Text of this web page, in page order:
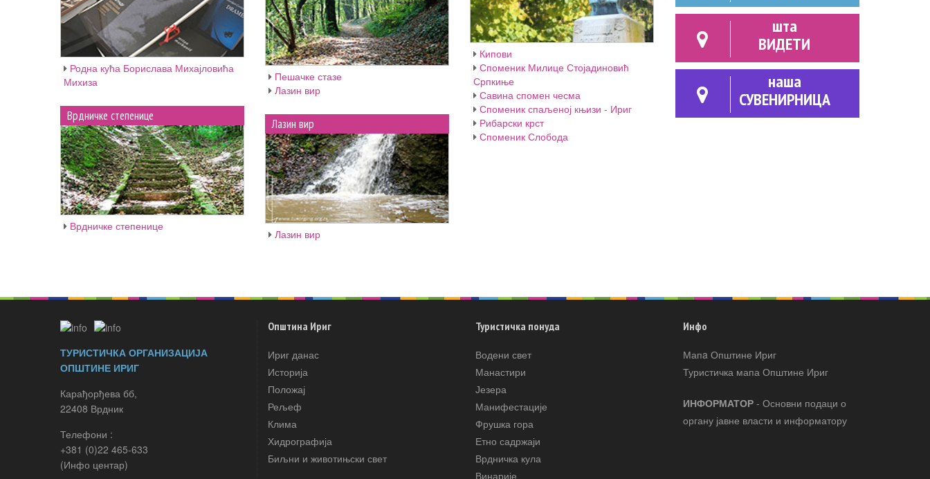
Кипови
Споменик Милице Стојадиновић
Српкиње
Савина спомен чесма
Споменик спаљеној књизи - Ириг
Рибарски крст
Споменик Слобода
Родна кућа Борислава Михајловића
Михиза
Пешачке стазе
Лазин вир
Врдничке степенице
Врдничке степенице
Лазин вир
Лазин вир
шта
ВИДЕТИ
наша
СУВЕНИРНИЦА
ТУРИСТИЧКА ОРГАНИЗАЦИЈА
ОПШТИНЕ ИРИГ
Карађорђева бб,
22408 Врдник
Телефони :
+381 (0)22 465-633
(Инфо центар)
Општина Ириг
Ириг данас
Историја
Положај
Рељеф
Клима
Хидрографија
Биљни и животињски свет
Туристичка понуда
Водени свет
Манастири
Језера
Манифестације
Фрушка гора
Етно садржаји
Врдничка кула
Винарије
Инфо
Мапa Општине Ириг
Туристичка мапа Општине Ириг
ИНФОРМАТОР - Основни подаци о
органу јавне власти и информатору